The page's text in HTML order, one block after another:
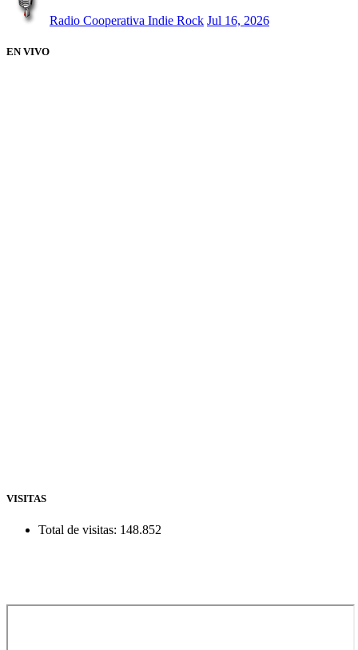
Radio Cooperativa Indie Rock Jul 16, 2026
EN VIVO
VISITAS
Total de visitas: 148.852